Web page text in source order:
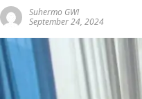
Suhermo GWI
September 24, 2024